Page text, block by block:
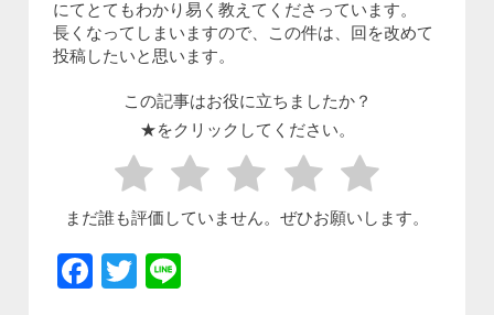
にてとてもわかり易く教えてくださっています。
長くなってしまいますので、この件は、回を改めて
投稿したいと思います。
この記事はお役に立ちましたか？
★をクリックしてください。
まだ誰も評価していません。ぜひお願いします。
Facebook
Twitter